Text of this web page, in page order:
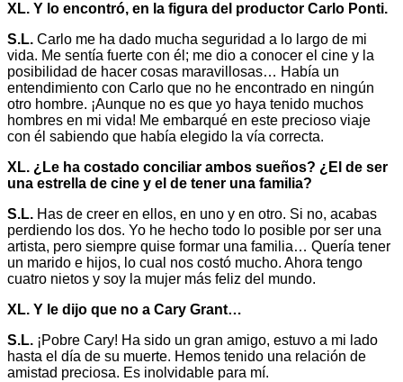
XL. Y lo encontró, en la figura del productor Carlo Ponti.
S.L. Carlo me ha dado mucha seguridad a lo largo de mi
vida. Me sentía fuerte con él; me dio a conocer el cine y la
posibilidad de hacer cosas maravillosas… Había un
entendimiento con Carlo que no he encontrado en ningún
otro hombre. ¡Aunque no es que yo haya tenido muchos
hombres en mi vida! Me embarqué en este precioso viaje
con él sabiendo que había elegido la vía correcta.
XL. ¿Le ha costado conciliar ambos sueños? ¿El de ser
una estrella de cine y el de tener una familia?
S.L. Has de creer en ellos, en uno y en otro. Si no, acabas
perdiendo los dos. Yo he hecho todo lo posible por ser una
artista, pero siempre quise formar una familia… Quería tener
un marido e hijos, lo cual nos costó mucho. Ahora tengo
cuatro nietos y soy la mujer más feliz del mundo.
XL. Y le dijo que no a Cary Grant…
S.L. ¡Pobre Cary! Ha sido un gran amigo, estuvo a mi lado
hasta el día de su muerte. Hemos tenido una relación de
amistad preciosa. Es inolvidable para mí.